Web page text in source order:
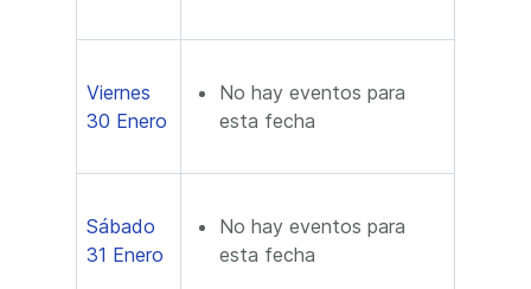
Viernes
30 Enero
No hay eventos para
esta fecha
Sábado
31 Enero
No hay eventos para
esta fecha